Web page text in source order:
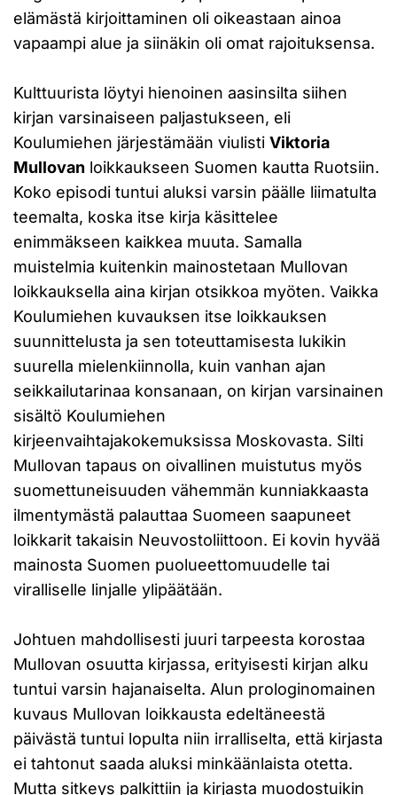
elämästä kirjoittaminen oli oikeastaan ainoa
vapaampi alue ja siinäkin oli omat rajoituksensa.
Kulttuurista löytyi hienoinen aasinsilta siihen
kirjan varsinaiseen paljastukseen, eli
Koulumiehen järjestämään viulisti Viktoria
Mullovan loikkaukseen Suomen kautta Ruotsiin.
Koko episodi tuntui aluksi varsin päälle liimatulta
teemalta, koska itse kirja käsittelee
enimmäkseen kaikkea muuta. Samalla
muistelmia kuitenkin mainostetaan Mullovan
loikkauksella aina kirjan otsikkoa myöten. Vaikka
Koulumiehen kuvauksen itse loikkauksen
suunnittelusta ja sen toteuttamisesta lukikin
suurella mielenkiinnolla, kuin vanhan ajan
seikkailutarinaa konsanaan, on kirjan varsinainen
sisältö Koulumiehen
kirjeenvaihtajakokemuksissa Moskovasta. Silti
Mullovan tapaus on oivallinen muistutus myös
suomettuneisuuden vähemmän kunniakkaasta
ilmentymästä palauttaa Suomeen saapuneet
loikkarit takaisin Neuvostoliittoon. Ei kovin hyvää
mainosta Suomen puolueettomuudelle tai
viralliselle linjalle ylipäätään.
Johtuen mahdollisesti juuri tarpeesta korostaa
Mullovan osuutta kirjassa, erityisesti kirjan alku
tuntui varsin hajanaiselta. Alun prologinomainen
kuvaus Mullovan loikkausta edeltäneestä
päivästä tuntui lopulta niin irralliselta, että kirjasta
ei tahtonut saada aluksi minkäänlaista otetta.
Mutta sitkeys palkittiin ja kirjasta muodostuikin